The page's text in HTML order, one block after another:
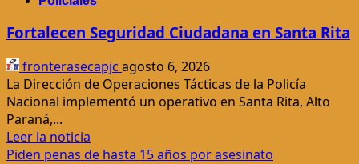
recupera
incidente
en
TikTok
Fortalecen Seguridad Ciudadana en Santa Rita
fronterasecapjc agosto 6, 2026
La Dirección de Operaciones Tácticas de la Policía
Nacional implementó un operativo en Santa Rita, Alto
Paraná,...
Leer la noticia
más
Piden penas de hasta 15 años por asesinato